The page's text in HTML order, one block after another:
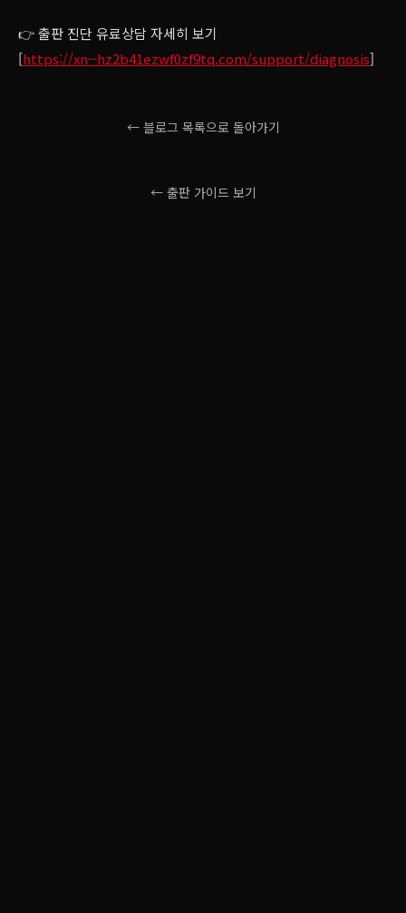
👉 출판 진단 유료상담 자세히 보기
[https://xn--hz2b41ezwf0zf9tq.com/support/diagnosis]
← 블로그 목록으로 돌아가기
← 출판 가이드 보기